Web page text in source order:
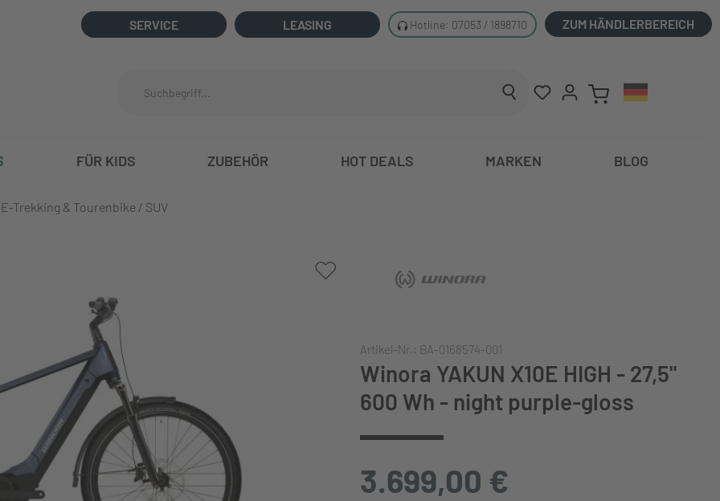
SERVICE LEASING Hotline: 07053 / 1898710 ZUM HÄNDLERBEREICH
FÜR KIDS ZUBEHÖR HOT DEALS MARKEN BLOG
E-Trekking & Tourenbike / SUV
Artikel-Nr.: BA-0168574-001
Winora YAKUN X10E HIGH - 27,5"
600 Wh - night purple-gloss
3.699,00 €